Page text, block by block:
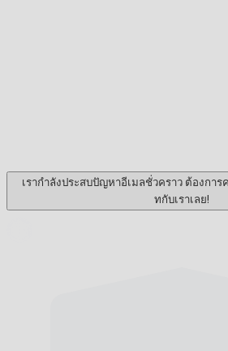
เรากำลังประสบปัญหาอีเมลชั่วคราว ต้องกา
ทกับเราเลย!